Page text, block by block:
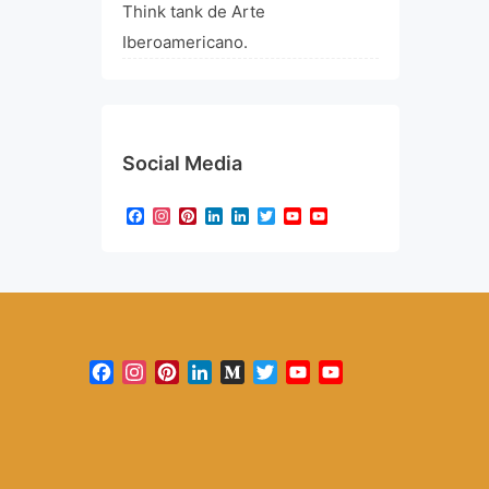
Think tank de Arte
Iberoamericano.
Social Media
Facebook
Instagram
Pinterest
LinkedIn
LinkedIn
TwitterYouTube
Facebook
Instagram
PinterestLinkedInMediumTwitterYouTube